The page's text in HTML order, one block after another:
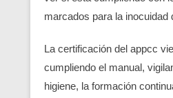
marcados para la inocuidad
La certificación del appcc
cumpliendo el manual,
higiene, la formación